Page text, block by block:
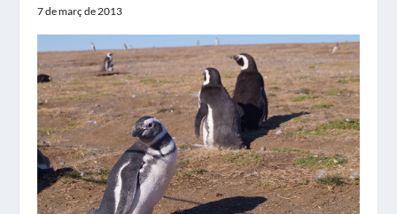
7 de març de 2013